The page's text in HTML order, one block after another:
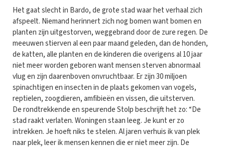
Het gaat slecht in Bardo, de grote stad waar het verhaal zich
afspeelt. Niemand herinnert zich nog bomen want bomen en
planten zijn uitgestorven, weggebrand door de zure regen. De
meeuwen stierven al een paar maand geleden, dan de honden,
de katten, alle planten en de kinderen die overigens al 10 jaar
niet meer worden geboren want mensen sterven abnormaal
vlug en zijn daarenboven onvruchtbaar. Er zijn 30 miljoen
spinachtigen en insecten in de plaats gekomen van vogels,
reptielen, zoogdieren, amfibieën en vissen, die uitsterven.
De rondtrekkende en speurende Stolp beschrijft het zo: “De
stad raakt verlaten. Woningen staan leeg. Je kunt er zo
intrekken. Je hoeft niks te stelen. Al jaren verhuis ik van plek
naar plek, leer ik mensen kennen die er niet meer zijn. De